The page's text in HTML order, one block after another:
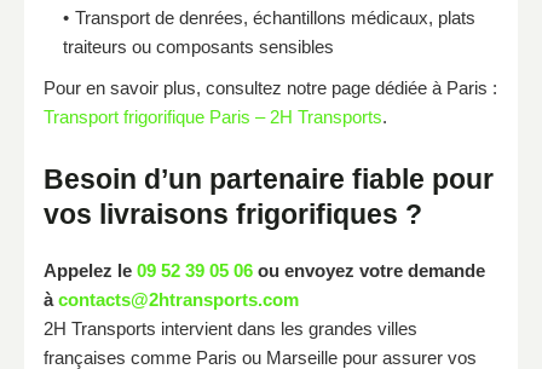
Transport de denrées, échantillons médicaux, plats
traiteurs ou composants sensibles
Pour en savoir plus, consultez notre page dédiée à Paris :
Transport frigorifique Paris – 2H Transports.
Besoin d’un partenaire fiable pour
vos livraisons frigorifiques ?
Appelez le 09 52 39 05 06 ou envoyez votre demande
àcontacts@2htransports.com
2H Transports intervient dans les grandes villes
françaises comme Paris ou Marseille pour assurer vos